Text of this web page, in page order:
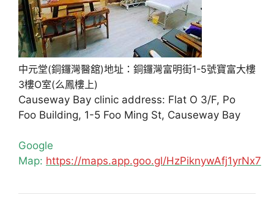
中元堂(銅鑼灣醫舘)地址：銅鑼灣富明街1-5號寶富大樓
3樓O室(么鳳樓上)
Causeway Bay clinic address: Flat O 3/F, Po
Foo Building, 1-5 Foo Ming St, Causeway Bay
Google
Map: https://maps.app.goo.gl/HzPiknywAfj1yrNx7